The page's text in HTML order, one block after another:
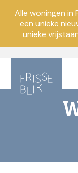
Alle woningen in
een unieke
unieke